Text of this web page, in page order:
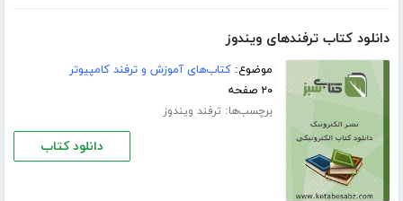
دانلود کتاب ترفندهای ویندوز
موضوع:کتاب‌های آموزش و ترفند کامپیوتر
۲۰ صفحه
برچسب‌ها: ترفند ویندوز
دانلود کتاب